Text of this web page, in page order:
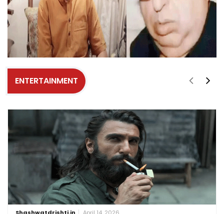
ENTERTAINMENT